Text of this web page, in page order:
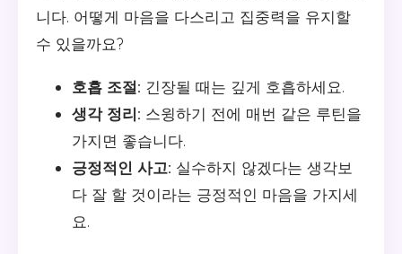
니다. 어떻게 마음을 다스리고 집중력을 유지할
수 있을까요?
호흡 조절: 긴장될 때는 깊게 호흡하세요.
생각 정리: 스윙하기 전에 매번 같은 루틴을
가지면 좋습니다.
긍정적인 사고: 실수하지 않겠다는 생각보
다 잘 할 것이라는 긍정적인 마음을 가지세
요.